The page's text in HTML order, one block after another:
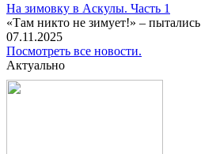
На зимовку в Аскулы. Часть 1
«Там никто не зимует!» –
07.11.2025
Посмотреть все новости.
Актуально